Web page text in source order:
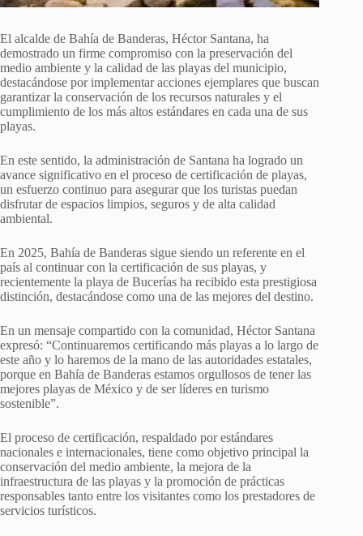
El alcalde de Bahía de Banderas, Héctor Santana, ha
demostrado un firme compromiso con la preservación del
medio ambiente y la calidad de las playas del municipio,
destacándose por implementar acciones ejemplares que buscan
garantizar la conservación de los recursos naturales y el
cumplimiento de los más altos estándares en cada una de sus
playas.
En este sentido, la administración de Santana ha logrado un
avance significativo en el proceso de certificación de playas,
un esfuerzo continuo para asegurar que los turistas puedan
disfrutar de espacios limpios, seguros y de alta calidad
ambiental.
En 2025, Bahía de Banderas sigue siendo un referente en el
país al continuar con la certificación de sus playas, y
recientemente la playa de Bucerías ha recibido esta prestigiosa
distinción, destacándose como una de las mejores del destino.
En un mensaje compartido con la comunidad, Héctor Santana
expresó: “Continuaremos certificando más playas a lo largo de
este año y lo haremos de la mano de las autoridades estatales,
porque en Bahía de Banderas estamos orgullosos de tener las
mejores playas de México y de ser líderes en turismo
sostenible”.
El proceso de certificación, respaldado por estándares
nacionales e internacionales, tiene como objetivo principal la
conservación del medio ambiente, la mejora de la
infraestructura de las playas y la promoción de prácticas
responsables tanto entre los visitantes como los prestadores de
servicios turísticos.